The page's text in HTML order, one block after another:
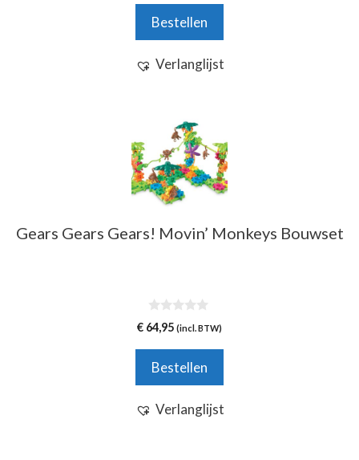
Bestellen
Verlanglijst
Gears Gears Gears! Movin’ Monkeys Bouwset
0
v
5
€ 64,95 (incl. BTW)
Bestellen
Verlanglijst